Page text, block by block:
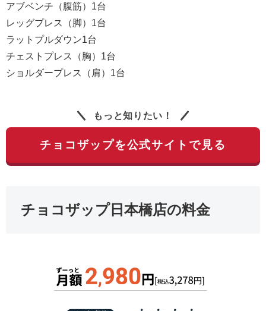
アブベンチ（腹筋）1台
レッグプレス（脚）1台
ラットプルダウン1台
チェストプレス（胸）1台
ショルダープレス（肩）1台
もっと知りたい！
チョコザップを公式サイトで見る
チョコザップ日本橋店の料金